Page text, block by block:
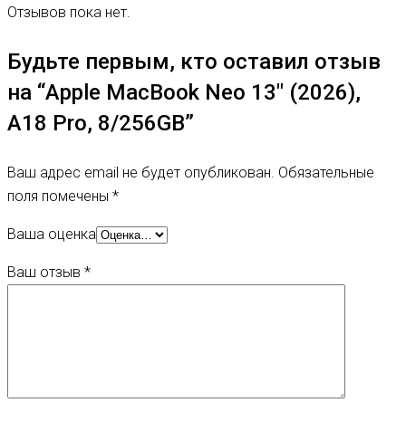
Отзывов пока нет.
Будьте первым, кто оставил отзыв
на “Apple MacBook Neo 13″ (2026),
A18 Pro, 8/256GB”
Ваш адрес email не будет опубликован. Обязательные
поля помечены *
Ваша оценка
Ваш отзыв *